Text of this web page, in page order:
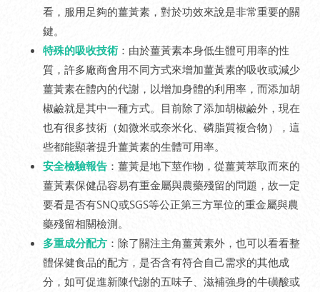
看，服用足夠的薑黃素，對於功效來說是非常重要的關
鍵。
特殊的吸收技術 ：由於薑黃素本身低生體可用率的性
質，許多廠商會用不同方式來增加薑黃素的吸收或減少
薑黃素在體內的代謝，以增加身體的利用率，而添加胡
椒鹼就是其中一種方式。目前除了添加胡椒鹼外，現在
也有很多技術（如微米或奈米化、磷脂質複合物），這
些都能顯著提升薑黃素的生體可用率。
安全檢驗報告 ：薑黃是地下莖作物，從薑黃萃取而來的
薑黃素保健品容易有重金屬與農藥殘留的問題，故一定
要看是否有SNQ或SGS等公正第三方單位的重金屬與農
藥殘留相關檢測。
多重成分配方 ：除了關注主角薑黃素外，也可以看看整
體保健食品的配方，是否含有符合自己需求的其他成
分，如可促進新陳代謝的五味子、滋補強身的牛磺酸或